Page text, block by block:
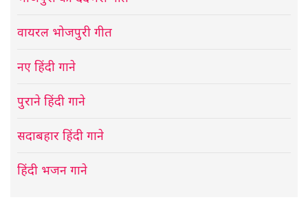
वायरल भोजपुरी गीत
नए हिंदी गाने
पुराने हिंदी गाने
सदाबहार हिंदी गाने
हिंदी भजन गाने